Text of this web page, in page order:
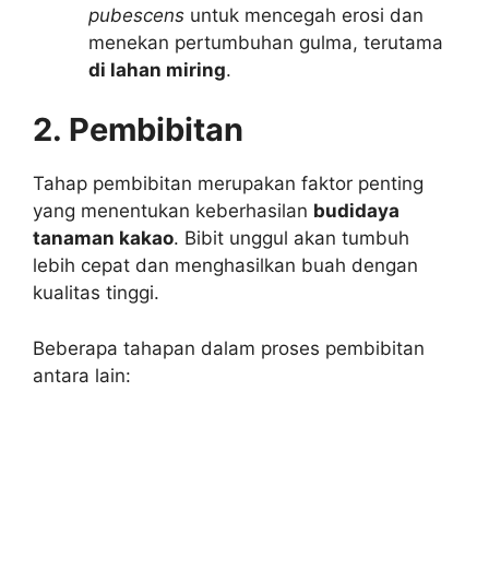
pubescens untuk mencegah erosi dan
menekan pertumbuhan gulma, terutama
di lahan miring.
2. Pembibitan
Tahap pembibitan merupakan faktor penting
yang menentukan keberhasilan budidaya
tanaman kakao. Bibit unggul akan tumbuh
lebih cepat dan menghasilkan buah dengan
kualitas tinggi.
Beberapa tahapan dalam proses pembibitan
antara lain: